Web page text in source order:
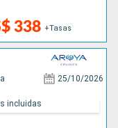
338 +Tasas
25/10/2026
incluidas